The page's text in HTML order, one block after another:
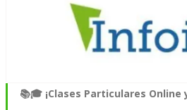
📚🎓 ¡Clases Particulares Online